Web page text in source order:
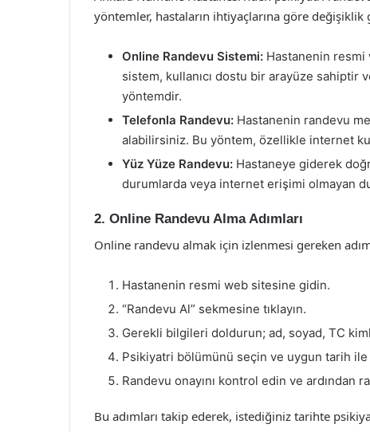
yöntemler, hastaların ihtiyaçlarına göre
Online Randevu Sistemi: Hastanenin
sistem, kullanıcı dostu bir arayüze
yöntemdir.
Telefonla Randevu: Hastanenin randevu
alabilirsiniz. Bu yöntem, özellikle internet
Yüz Yüze Randevu: Hastaneye giderek
durumlarda veya internet erişimi olmayan
2. Online Randevu Alma Adımları
Online randevu almak için izlenmesi gereken
Hastanenin resmi web sitesine gidin.
“Randevu Al” sekmesine tıklayın.
Gerekli bilgileri doldurun; ad, soyad, TC
Psikiyatri bölümünü seçin ve uygun tarih ile
Randevu onayını kontrol edin ve ardından
Bu adımları takip ederek, istediğiniz tarihte